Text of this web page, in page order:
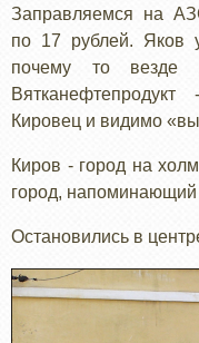
Заправляемся на
по 17 рублей. Яков
почему то
Кировец и видимо
Киров - город на
город, напоминающий
Остановились в